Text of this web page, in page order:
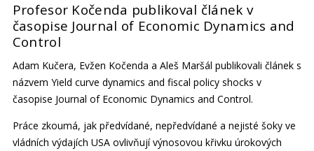
Profesor Kočenda publikoval článek v
časopise Journal of Economic Dynamics and
Control
Adam Kučera, Evžen Kočenda a Aleš Maršál publikovali článek s
názvem Yield curve dynamics and fiscal policy shocks v
časopise Journal of Economic Dynamics and Control.
Práce zkoumá, jak předvídané, nepředvídané a nejisté šoky ve
vládních výdajích USA ovlivňují výnosovou křivku úrokových